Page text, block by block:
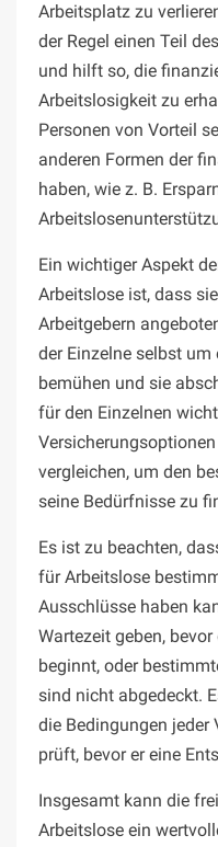
Arbeitsplatz zu
der Regel einen Teil
und hilft so, die
Arbeitslosigkeit zu
Personen von Vorteil
anderen Formen der
haben, wie z. B.
Ein wichtiger Aspekt
Arbeitslose ist, dass
Arbeitgebern
der Einzelne selbst um
bemühen und sie
für den Einzelnen
vergleichen, um den
seine Bedürfnisse zu
Es ist zu beachten,
für Arbeitslose
Ausschlüsse haben
Wartezeit geben,
beginnt, oder
sind nicht abgedeckt.
die Bedingungen
prüft, bevor er eine
Insgesamt kann die
Arbeitslose ein